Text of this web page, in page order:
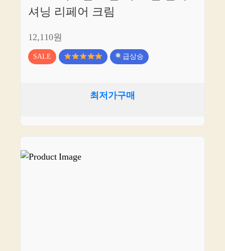
셔닝 리페어 크림
12,110원
SALE 급상승
최저가구매